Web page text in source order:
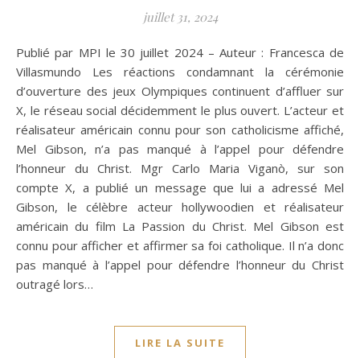
juillet 31, 2024
Publié par MPI le 30 juillet 2024 – Auteur : Francesca de
Villasmundo Les réactions condamnant la cérémonie
d’ouverture des jeux Olympiques continuent d’affluer sur
X, le réseau social décidemment le plus ouvert. L’acteur et
réalisateur américain connu pour son catholicisme affiché,
Mel Gibson, n’a pas manqué à l’appel pour défendre
l’honneur du Christ. Mgr Carlo Maria Viganò, sur son
compte X, a publié un message que lui a adressé Mel
Gibson, le célèbre acteur hollywoodien et réalisateur
américain du film La Passion du Christ. Mel Gibson est
connu pour afficher et affirmer sa foi catholique. Il n’a donc
pas manqué à l’appel pour défendre l’honneur du Christ
outragé lors…
LIRE LA SUITE